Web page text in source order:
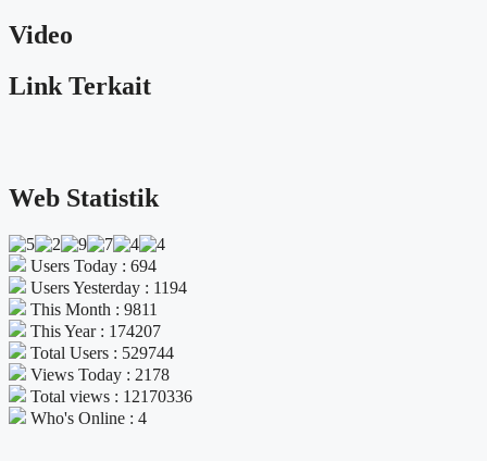
Video
Link Terkait
Web Statistik
Users Today : 694
Users Yesterday : 1194
This Month : 9811
This Year : 174207
Total Users : 529744
Views Today : 2178
Total views : 12170336
Who's Online : 4